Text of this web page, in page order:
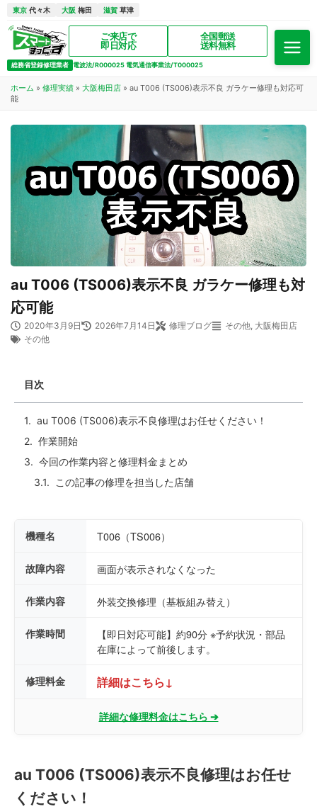
東京 代々木 大阪 梅田 滋賀 草津
ご来店で
即日対応
全国郵送
送料無料
総務省登録修理業者 電波法/R000025 電気通信事業法/T000025
ホーム » 修理実績 » 大阪梅田店 » au T006 (TS006)表示不良 ガラケー修理も対応可
能
au T006 (TS006)表示不良 ガラケー修理も対
応可能
2020年3月9日 2026年7月14日 修理ブログ その他, 大阪梅田店
その他
目次
au T006 (TS006)表示不良修理はお任せください！
作業開始
今回の作業内容と修理料金まとめ
この記事の修理を担当した店舗
機種名 T006（TS006）
故障内容 画面が表示されなくなった
作業内容 外装交換修理（基板組み替え）
作業時間
【即日対応可能】約90分 ※予約状況・部品
在庫によって前後します。
修理料金 詳細はこちら↓
詳細な修理料金はこちら ➔
au T006 (TS006)表示不良修理はお任せ
ください！